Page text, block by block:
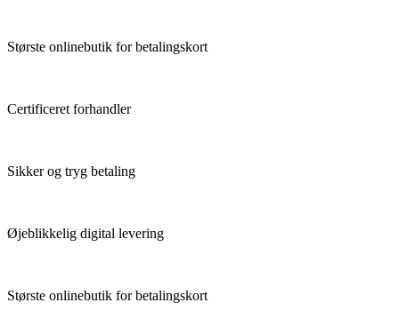
Største onlinebutik for betalingskort
Certificeret forhandler
Sikker og tryg betaling
Øjeblikkelig digital levering
Største onlinebutik for betalingskort